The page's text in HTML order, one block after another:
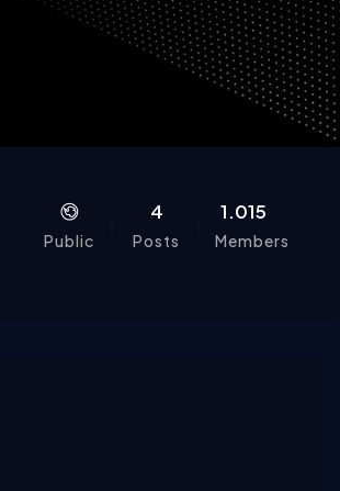
Public
4
Posts
1.015
Members